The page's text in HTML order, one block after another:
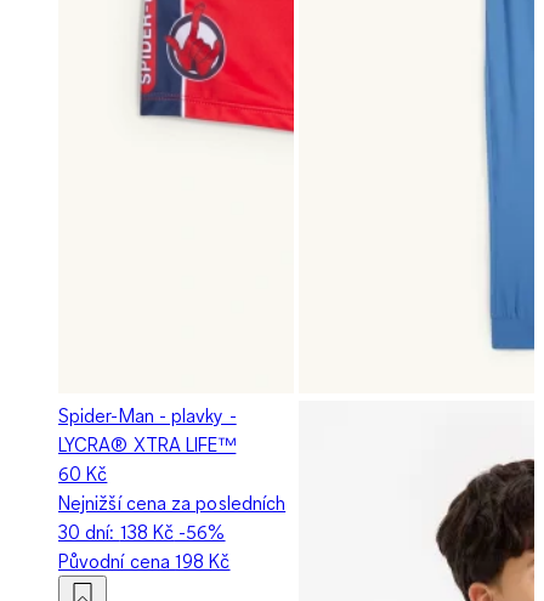
Spider-Man - plavky -
LYCRA® XTRA LIFE™
60 Kč
Nejnižší cena za posledních
30 dní: 138 Kč -56%
Původní cena198 Kč